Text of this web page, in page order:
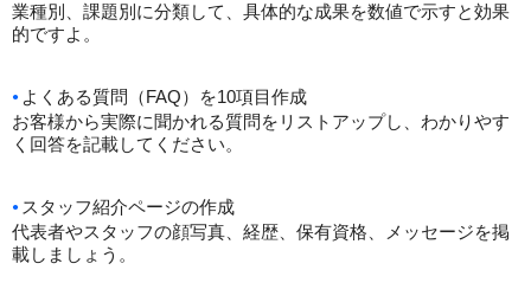
業種別、課題別に分類して、具体的な成果を数値で示すと効果
的ですよ。
よくある質問（FAQ）を10項目作成
お客様から実際に聞かれる質問をリストアップし、わかりやす
く回答を記載してください。
スタッフ紹介ページの作成
代表者やスタッフの顔写真、経歴、保有資格、メッセージを掲
載しましょう。